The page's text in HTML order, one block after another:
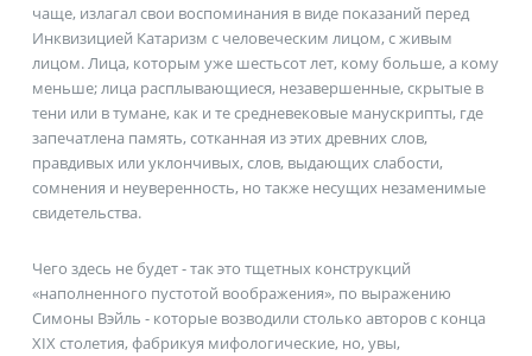
чаще, излагал свои воспоминания в виде показаний перед
Инквизицией Катаризм с человеческим лицом, с живым
лицом. Лица, которым уже шестьсот лет, кому больше, а кому
меньше; лица расплывающиеся, незавершенные, скрытые в
тени или в тумане, как и те средневековые манускрипты, где
запечатлена память, сотканная из этих древних слов,
правдивых или уклончивых, слов, выдающих слабости,
сомнения и неуверенность, но также несущих незаменимые
свидетельства.
Чего здесь не будет - так это тщетных конструкций
«наполненного пустотой воображения», по выражению
Симоны Вэйль - которые возводили столько авторов с конца
XIX столетия, фабрикуя мифологические, но, увы,